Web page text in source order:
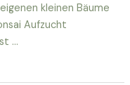
kleinen Bäume
Aufzucht
…